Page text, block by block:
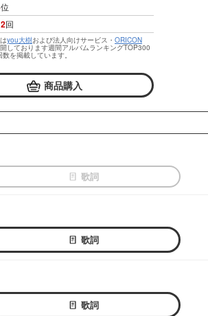
位
回
you大樹および法人向けサービス・ ORICON
しております週間アルバムランキングTOP300
を掲載しています。
商品購入
歌詞
歌詞
歌詞